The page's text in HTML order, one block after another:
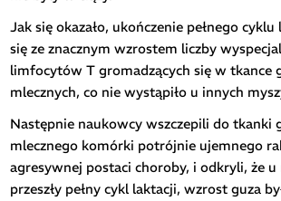
Jak się okazało, ukończenie pełnego
się ze znacznym wzrostem liczby
limfocytów T gromadzących się w tkance
mlecznych, co nie wystąpiło u innych
Następnie naukowcy wszczepili do tkanki
mlecznego komórki potrójnie ujemnego
agresywnej postaci choroby, i odkryli, że u
przeszły pełny cykl laktacji, wzrost guza